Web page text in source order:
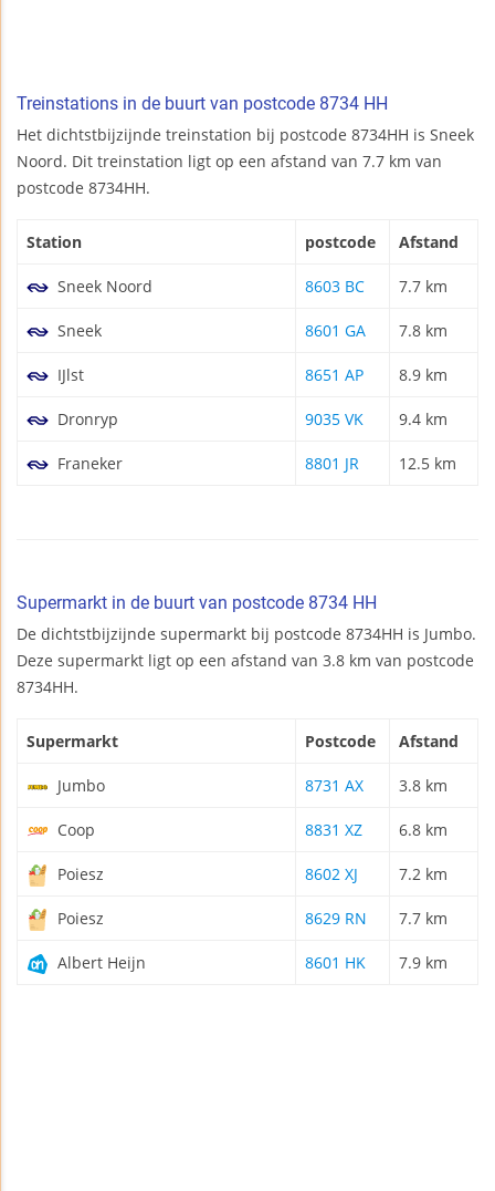
Treinstations in de buurt van postcode 8734 HH
Het dichtstbijzijnde treinstation bij postcode 8734HH is Sneek
Noord. Dit treinstation ligt op een afstand van 7.7 km van
postcode 8734HH.
Station postcode Afstand
Sneek Noord 8603 BC 7.7 km
Sneek 8601 GA 7.8 km
IJlst 8651 AP 8.9 km
Dronryp 9035 VK 9.4 km
Franeker 8801 JR 12.5 km
Supermarkt in de buurt van postcode 8734 HH
De dichtstbijzijnde supermarkt bij postcode 8734HH is Jumbo.
Deze supermarkt ligt op een afstand van 3.8 km van postcode
8734HH.
Supermarkt Postcode Afstand
Jumbo 8731 AX 3.8 km
Coop 8831 XZ 6.8 km
Poiesz 8602 XJ 7.2 km
Poiesz 8629 RN 7.7 km
Albert Heijn 8601 HK 7.9 km